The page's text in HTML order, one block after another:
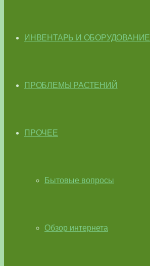
ИНВЕНТАРЬ И ОБОРУДОВАНИЕ
ПРОБЛЕМЫ РАСТЕНИЙ
ПРОЧЕЕ
Бытовые вопросы
Обзор интернета